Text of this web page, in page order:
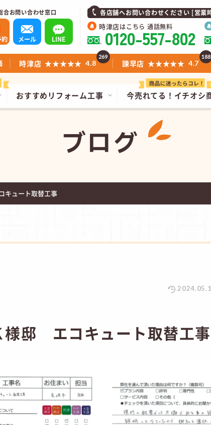
合お問い合わせ窓口
約 メール LINE
各店舗へお問い合わせください [営
時津店はこちら 通話無料
0120-557-802
今売れてる！ イチオシ
おすすめリフォーム工事
時津店 ★★★★★ 4.8
269
諫早店 ★★★★★ 4.7
188
ブログ
ュート取替工事
邸 エコキュート取替工事